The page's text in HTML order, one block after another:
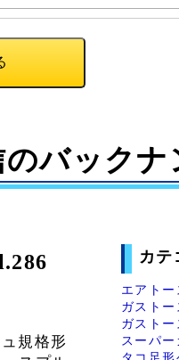
バックナ
規格形
カテ
エアトー
ガストー
ガスト
スーパー
タコ足形